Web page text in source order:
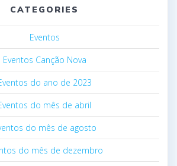
CATEGORIES
Eventos
Eventos Canção Nova
do ano de 2023
do mês de abril
do mês de agosto
do mês de dezembro